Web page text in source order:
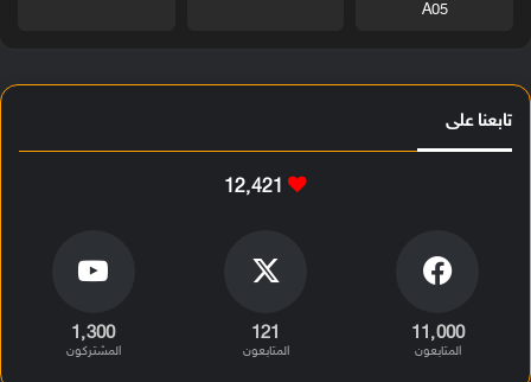
A05
تابعنا على
12٬421
11٬000
المتابعون
121
المتابعون
1٬300
المشتركون